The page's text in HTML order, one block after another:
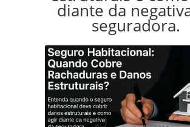
diante da
seguradora.